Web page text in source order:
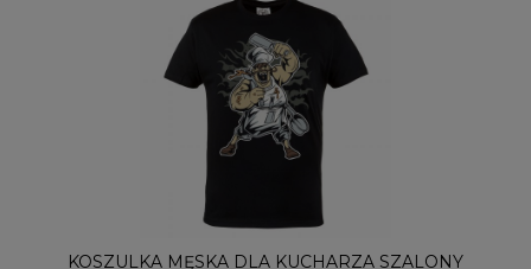
KOSZULKA MĘSKA DLA KUCHARZA SZALONY